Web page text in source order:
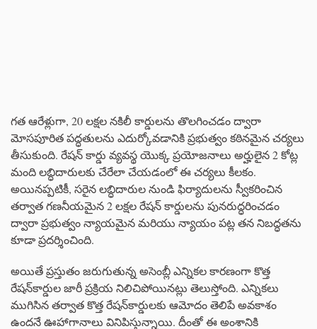
గత ఆరేళ్లుగా, 20 లక్షల నకిలీ కార్డులను తొలగించడం ద్వారా
మోసపూరిత పద్ధతులను ఎదుర్కోవడానికి ప్రభుత్వం కఠినమైన చర్యలు
తీసుకుంది. రేషన్ కార్డు వ్యవస్థ యొక్క ప్రయోజనాలు అర్హులైన 2 కోట్ల
మంది లబ్ధిదారులకు చేరేలా చేయడంలో ఈ చర్యలు కీలకం.
అయినప్పటికీ, సరైన లబ్ధిదారుల నుండి ఫిర్యాదులను స్వీకరించిన
తర్వాత గణనీయమైన 2 లక్షల రేషన్ కార్డులను పునరుద్ధరించడం
ద్వారా ప్రభుత్వం న్యాయమైన మరియు న్యాయం పట్ల తన నిబద్ధతను
కూడా ప్రదర్శించింది.
అయితే ప్రస్తుతం జరుగుతున్న అసెంబ్లీ ఎన్నికల కారణంగా కొత్త
రేషన్‌కార్డుల జారీ ప్రక్రియ నిలిచిపోయినట్లు తెలుస్తోంది. ఎన్నికలు
ముగిసిన తర్వాత కొత్త రేషన్‌కార్డులకు ఆమోదం తెలిపే అవకాశం
ఉందనే ఊహాగానాలు వినిపిస్తున్నాయి. దీంతో ఈ అంశానికి